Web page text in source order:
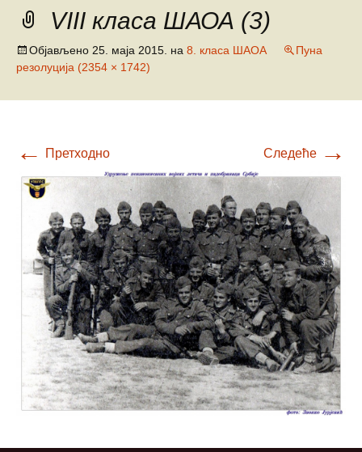
VIII класа ШАОА (3)
Објављено 25. маја 2015. на 8. класа ШАОА
Пуна
резолуција (2354 × 1742)
← Претходно Следеће →